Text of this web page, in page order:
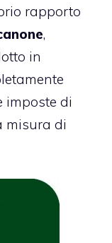
rapporto
,
in
imposte di
misura di